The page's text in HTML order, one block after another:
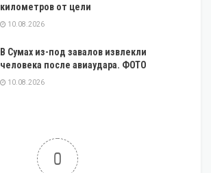
километров от цели
10.08.2026
В Сумах из-под завалов извлекли
человека после авиаудара. ФОТО
10.08.2026
0